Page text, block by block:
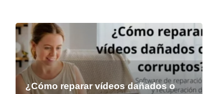
¿Cómo reparar vídeos dañados o